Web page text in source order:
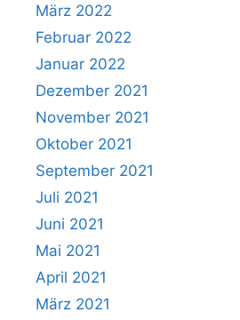
März 2022
Februar 2022
Januar 2022
Dezember 2021
November 2021
Oktober 2021
September 2021
Juli 2021
Juni 2021
Mai 2021
April 2021
März 2021